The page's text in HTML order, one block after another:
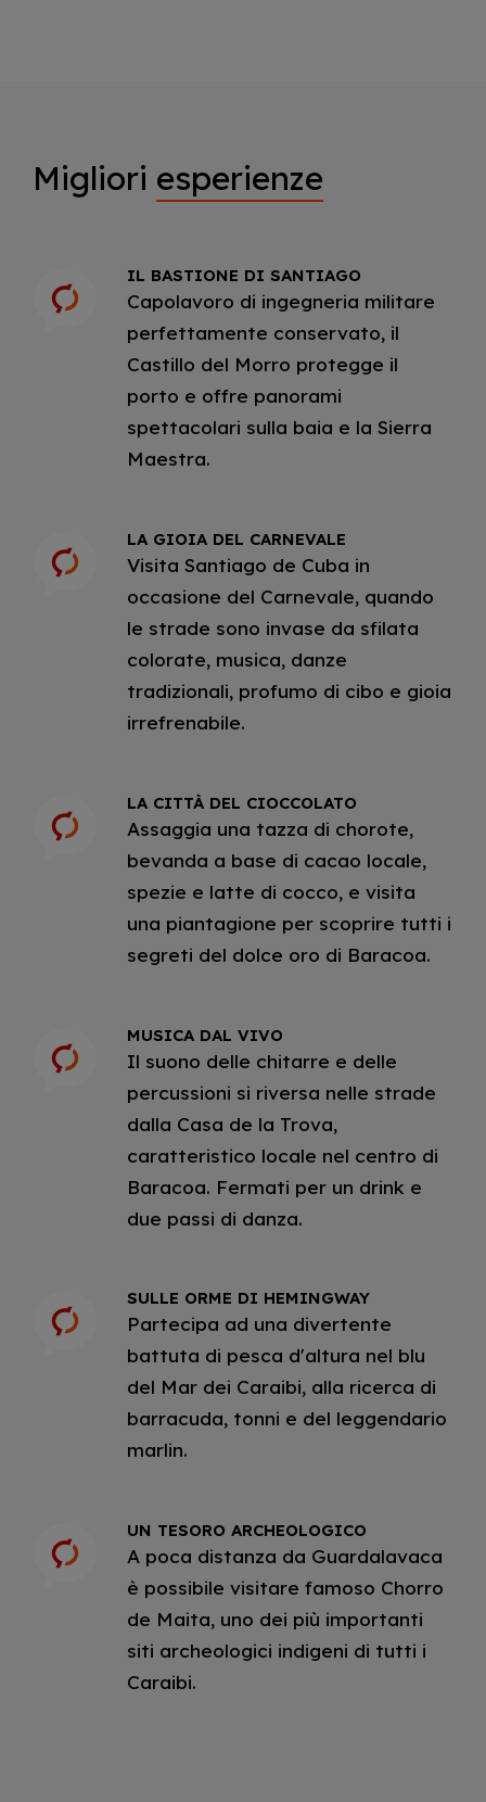
Migliori esperienze
IL BASTIONE DI SANTIAGO
Capolavoro di ingegneria militare
perfettamente conservato, il
Castillo del Morro protegge il
porto e offre panorami
spettacolari sulla baia e la Sierra
Maestra.
LA GIOIA DEL CARNEVALE
Visita Santiago de Cuba in
occasione del Carnevale, quando
le strade sono invase da sfilata
colorate, musica, danze
tradizionali, profumo di cibo e gioia
irrefrenabile.
LA CITTÀ DEL CIOCCOLATO
Assaggia una tazza di chorote,
bevanda a base di cacao locale,
spezie e latte di cocco, e visita
una piantagione per scoprire tutti i
segreti del dolce oro di Baracoa.
MUSICA DAL VIVO
Il suono delle chitarre e delle
percussioni si riversa nelle strade
dalla Casa de la Trova,
caratteristico locale nel centro di
Baracoa. Fermati per un drink e
due passi di danza.
SULLE ORME DI HEMINGWAY
Partecipa ad una divertente
battuta di pesca d'altura nel blu
del Mar dei Caraibi, alla ricerca di
barracuda, tonni e del leggendario
marlin.
UN TESORO ARCHEOLOGICO
A poca distanza da Guardalavaca
è possibile visitare famoso Chorro
de Maita, uno dei più importanti
siti archeologici indigeni di tutti i
Caraibi.